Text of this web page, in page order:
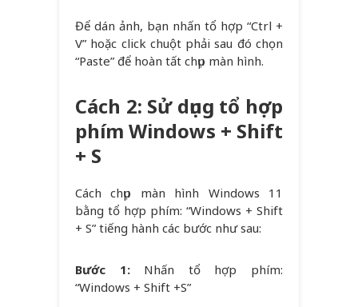
Để dán ảnh, bạn nhấn tổ hợp “Ctrl +
V” hoặc click chuột phải sau đó chọn
“Paste” để hoàn tất chụp màn hình.
Cách 2: Sử dụng tổ hợp
phím Windows + Shift
+ S
Cách chụp màn hình Windows 11
bằng tổ hợp phím: “Windows + Shift
+ S” tiếng hành các bước như sau:
Bước 1:Nhấn tổ hợp phím:
“Windows + Shift +S”